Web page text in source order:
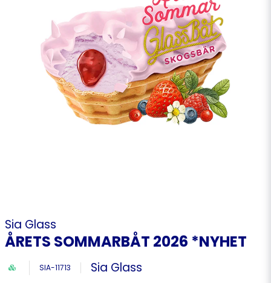
Sia Glass
ÅRETS SOMMARBÅT 2026 *NYHET
SIA-11713 Sia Glass